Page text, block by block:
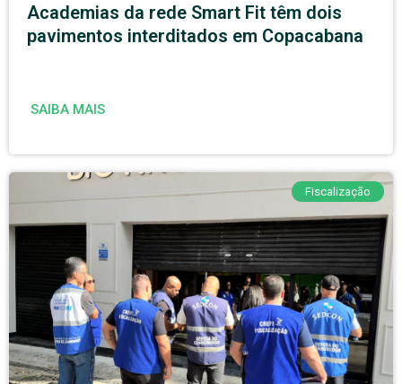
Academias da rede Smart Fit têm dois
pavimentos interditados em Copacabana
SAIBA MAIS
Fiscalização